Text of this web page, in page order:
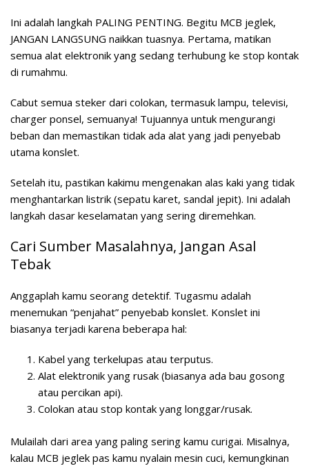
Ini adalah langkah PALING PENTING. Begitu MCB jeglek,
JANGAN LANGSUNG naikkan tuasnya. Pertama, matikan
semua alat elektronik yang sedang terhubung ke stop kontak
di rumahmu.
Cabut semua steker dari colokan, termasuk lampu, televisi,
charger ponsel, semuanya! Tujuannya untuk mengurangi
beban dan memastikan tidak ada alat yang jadi penyebab
utama konslet.
Setelah itu, pastikan kakimu mengenakan alas kaki yang tidak
menghantarkan listrik (sepatu karet, sandal jepit). Ini adalah
langkah dasar keselamatan yang sering diremehkan.
Cari Sumber Masalahnya, Jangan Asal
Tebak
Anggaplah kamu seorang detektif. Tugasmu adalah
menemukan “penjahat” penyebab konslet. Konslet ini
biasanya terjadi karena beberapa hal:
Kabel yang terkelupas atau terputus.
Alat elektronik yang rusak (biasanya ada bau gosong
atau percikan api).
Colokan atau stop kontak yang longgar/rusak.
Mulailah dari area yang paling sering kamu curigai. Misalnya,
kalau MCB jeglek pas kamu nyalain mesin cuci, kemungkinan